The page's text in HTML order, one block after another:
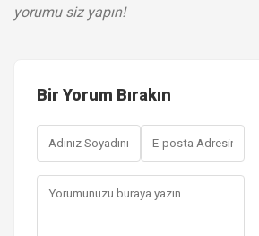
yorumu siz yapın!
Bir Yorum Bırakın